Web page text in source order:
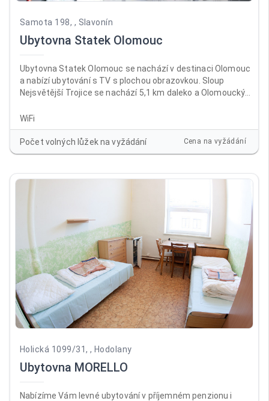
Samota 198, , Slavonín
Ubytovna Statek Olomouc
Ubytovna Statek Olomouc se nachází v destinaci Olomouc
a nabízí ubytování s TV s plochou obrazovkou. Sloup
Nejsvětější Trojice se nachází 5,1 km daleko a Olomoucký
prostorách a na místě je k dispozici soukromé parkoviště.
WiFi
Počet volných lůžek na vyžádání Cena na vyžádání
Holická 1099/31, , Hodolany
Ubytovna MORELLO
Nabízíme Vám levné ubytování v příjemném penzionu i